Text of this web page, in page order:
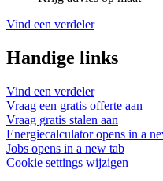
Vind een verdeler
Handige links
Vind een verdeler
Vraag een gratis offerte aan
Vraag gratis stalen aan
Energiecalculator opens in a
Jobs opens in a new tab
Cookie settings wijzigen